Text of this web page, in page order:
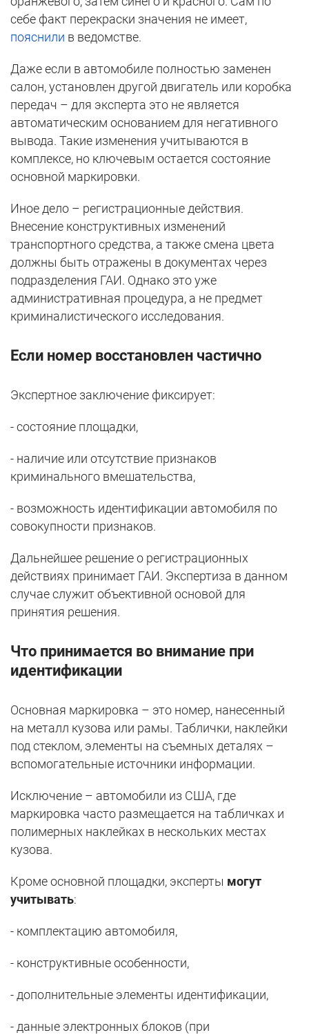
себе факт перекраски значения не имеет,
пояснили в ведомстве.
Даже если в автомобиле полностью заменен
салон, установлен другой двигатель или коробка
передач – для эксперта это не является
автоматическим основанием для негативного
вывода. Такие изменения учитываются в
комплексе, но ключевым остается состояние
основной маркировки.
Иное дело – регистрационные действия.
Внесение конструктивных изменений
транспортного средства, а также смена цвета
должны быть отражены в документах через
подразделения ГАИ. Однако это уже
административная процедура, а не предмет
криминалистического исследования.
Если номер восстановлен частично
Экспертное заключение фиксирует:
- состояние площадки,
- наличие или отсутствие признаков
криминального вмешательства,
- возможность идентификации автомобиля по
совокупности признаков.
Дальнейшее решение о регистрационных
действиях принимает ГАИ. Экспертиза в данном
случае служит объективной основой для
принятия решения.
Что принимается во внимание при
идентификации
Основная маркировка – это номер, нанесенный
на металл кузова или рамы. Таблички, наклейки
под стеклом, элементы на съемных деталях –
вспомогательные источники информации.
Исключение – автомобили из США, где
маркировка часто размещается на табличках и
полимерных наклейках в нескольких местах
кузова.
Кроме основной площадки, эксперты могут
учитывать:
- комплектацию автомобиля,
- конструктивные особенности,
- дополнительные элементы идентификации,
- данные электронных блоков (при